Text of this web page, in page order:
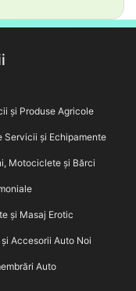
și Produse Agricole
Servicii și Echipamente
Motociclete și Bărci
și Masaj Erotic
și Accesorii Auto Noi
Auto